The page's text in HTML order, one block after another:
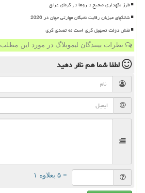
طرز نگهداری صحیح داروها در گرمای عراق
شانگهای میزبان رقابت نخبگان مهارتی جهان در 2026
نقش دولت تسهیل گری است نه تصدی گری
نظرات بینندگان لیموبلاگ در مورد این مطلب
لطفا شما همنظر دهید
= ۵ بعلاوه ۱